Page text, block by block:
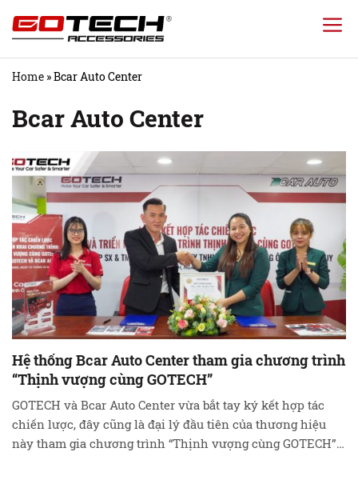
Chuyển
đến
nộiHome »Bcar Auto Center
Bcar Auto Center
Hệ thống Bcar Auto Center tham gia chương trình
“Thịnh vượng cùng GOTECH”
GOTECH và Bcar Auto Center vừa bắt tay ký kết hợp tác
chiến lược, đây cũng là đại lý đầu tiên của thương hiệu
này tham gia chương trình “Thịnh vượng cùng GOTECH”.